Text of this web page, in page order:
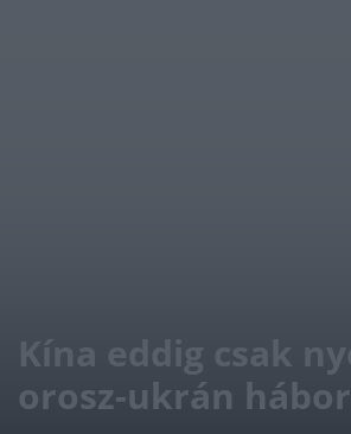
Kína eddig csak
orosz-ukrán